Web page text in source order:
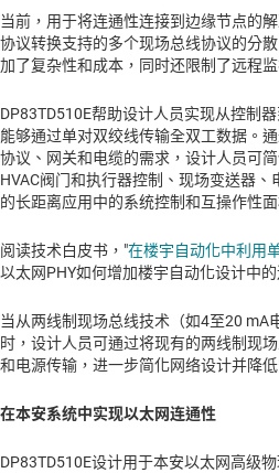
当前，用于将连通性连接到边缘节点的
协议转换支持的多个现场总线协议的分
加了复杂性和成本，同时还限制了远程
DP83TD510E帮助设计人员实现从控制
能够通过单对双绞线传输全双工数据。
协议、网关和电缆的需求，设计人员可
HVAC阀门和执行器控制、现场变送器
的长距离应用中的系统控制和互操作性面
阅读技术白皮书，"在楼宇自动化中利用
以太网PHY如何增加楼宇自动化设计中的
当从两线制现场总线技术（如4至20 mA
时，设计人员可通过将现有的两线制现
和电源传输，进一步简化网络设计并降低
在本安系统中实现以太网连通性
DP83TD510E设计用于本安以太网高级